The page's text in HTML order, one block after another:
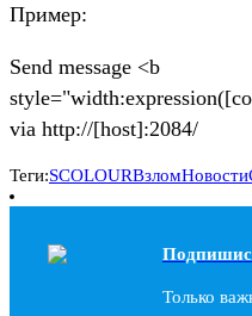
Пример:
Send message <b
via http://[host]:2084/
Теги:SCOLOURВзломНовости
Только